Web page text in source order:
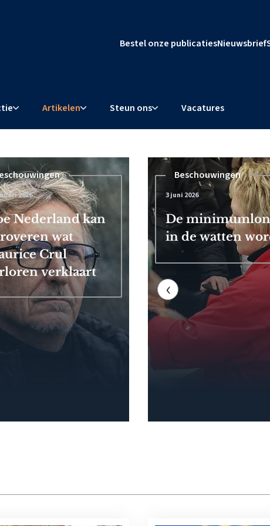
Bestel onze publicatiesNieuwsbrief
Artikelen Steun ons Vacatures
2026
Nederland kan
wat
Crul
verklaart
dwingt
Beschouwingen
3 juni 2026
De
in de watten
‹